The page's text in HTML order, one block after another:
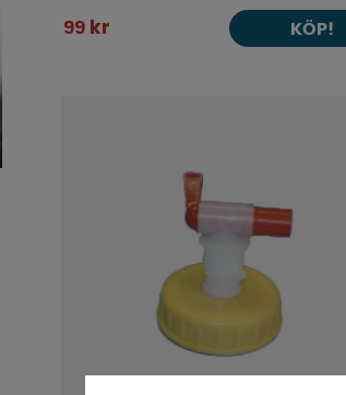
99 kr KÖP!